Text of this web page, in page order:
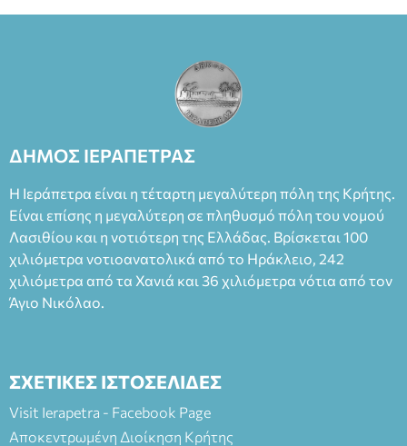
ΔΗΜΟΣ ΙΕΡΑΠΕΤΡΑΣ
Η Ιεράπετρα είναι η τέταρτη μεγαλύτερη πόλη της Κρήτης.
Είναι επίσης η μεγαλύτερη σε πληθυσμό πόλη του νομού
Λασιθίου και η νοτιότερη της Ελλάδας. Βρίσκεται 100
χιλιόμετρα νοτιοανατολικά από το Ηράκλειο, 242
χιλιόμετρα από τα Χανιά και 36 χιλιόμετρα νότια από τον
Άγιο Νικόλαο.
ΣΧΕΤΙΚΕΣ ΙΣΤΟΣΕΛΙΔΕΣ
Visit Ierapetra - Facebook Page
Αποκεντρωμένη Διοίκηση Κρήτης